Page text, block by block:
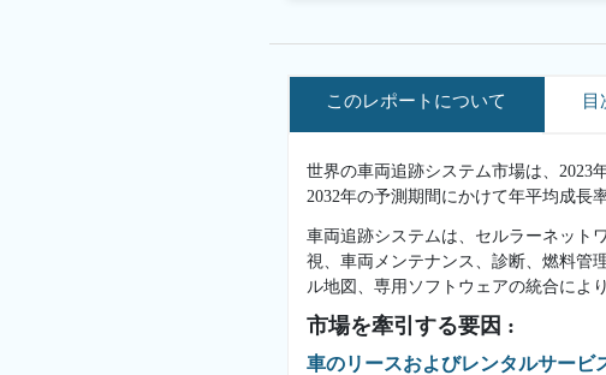
このレポートについて 目
世界の車両追跡システム市場は、2023
2032年の予測期間にかけて年平均成長
車両追跡システムは、セルラーネット
視、車両メンテナンス、診断、燃料管
ル地図、専用ソフトウェアの統合によ
市場を牽引する要因 :
車のリースおよびレンタルサービ